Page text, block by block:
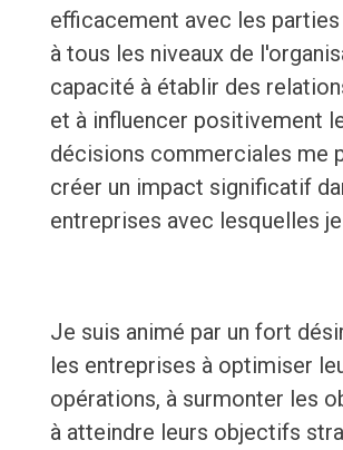
efficacement avec les
à tous les niveaux de
capacité à établir des
et à influencer positivement
décisions commerciales me
créer un impact significatif
entreprises avec lesquelles
Je suis animé par un fort
les entreprises à optimiser
opérations, à surmonter les
à atteindre leurs objectifs